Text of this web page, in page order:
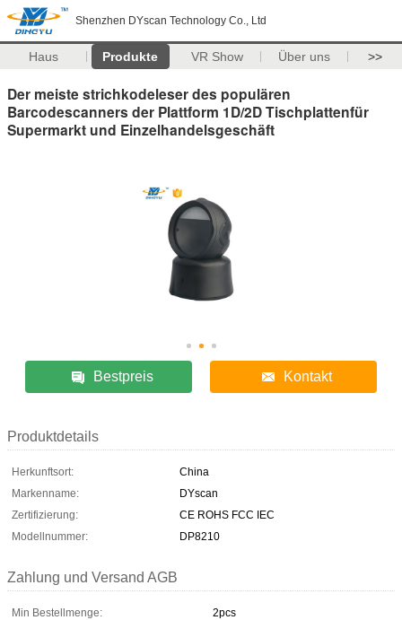
Shenzhen DYscan Technology Co., Ltd
Haus Produkte VR Show Über uns >>
Der meiste strichkodeleser des populären
Barcodescanners der Plattform 1D/2D Tischplattenfür
Supermarkt und Einzelhandelsgeschäft
Bestpreis Kontakt
Produktdetails
Herkunftsort:
China
Markenname:
DYscan
Zertifizierung:
CE ROHS FCC IEC
Modellnummer:
DP8210
Zahlung und Versand AGB
Min Bestellmenge:
2pcs